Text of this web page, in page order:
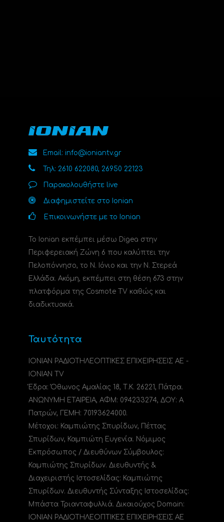
Email: info@ioniantv.gr
Τηλ: 2610 622080, 26950 22123
Παρακολουθήστε live
Διαφημιστείτε στο Ionian
Επικοινωνήστε με το Ionian
Το Ionian εκπέμπει μέσω Digea στην
Περιφερειακή Ζώνη 6 που καλύπτει την
Πελοπόννησο, το N. Ιόνιο και την Ν. Στερεά
Ελλάδα. Ακόμη, εκπέμπει στη θέση 673 στην
πλατφόρμα της Cosmote TV καθώς και
διαδικτυακά.
Ταυτότητα
ΙΟΝΙΑΝ ΡΑΔΙΟΤΗΛΕΟΠΤΙΚΕΣ ΕΠΙΧΕΙΡΗΣΕΙΣ ΑΕ -
IONIAN TV
Έδρα: Όθωνος Αμαλίας 18, Τ.Κ. 26221, Πάτρα.
ΑΝΩΝΥΜΗ ΕΤΑΙΡΕΙΑ, ΑΦΜ: 094233274, ΔΟΥ: A
Πατρών, ΓΕΜΗ: 70193624000.
Μέτοχοι: Καμπιώτης Σπυρίδων, Πέττας
Σπυρίδων, Καμπιώτη Ευγενία. Νόμιμος
Εκπρόσωπος / Διευθύνων Σύμβουλος:
Καμπιώτης Σπυρίδων. Διευθυντής &
Διαχειριστής Ιστοσελίδας: Καμπιώτης
Σπυρίδων. Διευθυντής Σύνταξης Ιστοσελίδας:
Μπάστα Τριανταφυλλιά. Δικαιούχος Domain:
ΙΟΝΙΑΝ ΡΑΔΙΟΤΗΛΕΟΠΤΙΚΕΣ ΕΠΙΧΕΙΡΗΣΕΙΣ ΑΕ